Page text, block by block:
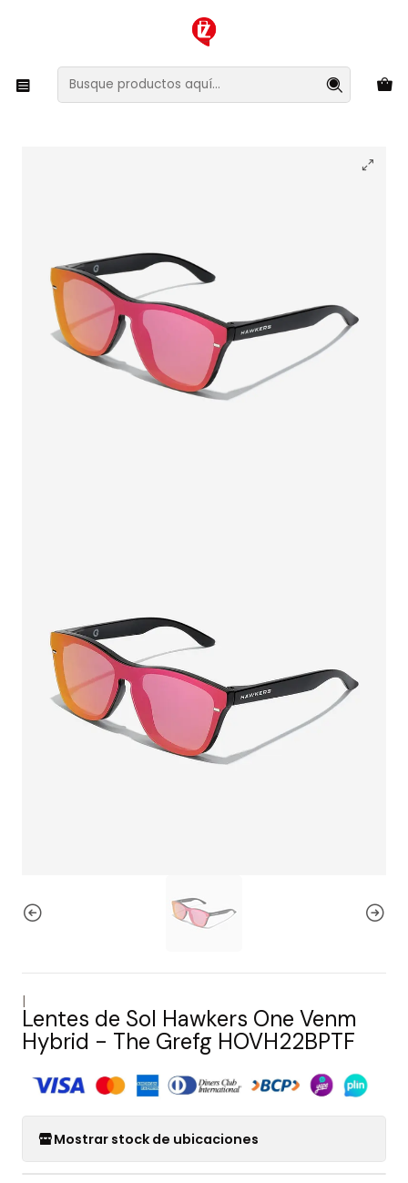
XMAS SALE ¡Compra antes de que la oferta termine!
Lentes y Accesorios Lentes de Sol
Lentes de Sol Hawkers One Venm Hybrid - The Grefg
HOVH22BPTF
|
Lentes de Sol Hawkers One Venm
Hybrid - The Grefg HOVH22BPTF
Mostrar stock de ubicaciones